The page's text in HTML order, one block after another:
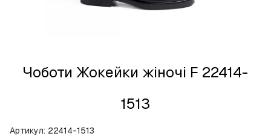
Чоботи Жокейки жіночі F 22414-
1513
Артикул: 22414-1513